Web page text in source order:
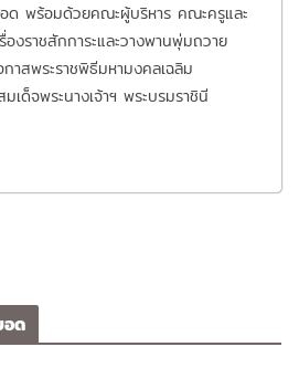
อด พร้อมด้วยคณะผู้บริหาร คณะครูและ
งราชสักการะและวางพานพุ่มถวาย
าสพระราชพิธีมหามงคลเฉลิม
ด็จพระนางเจ้าฯ พระบรมราชินี
อด